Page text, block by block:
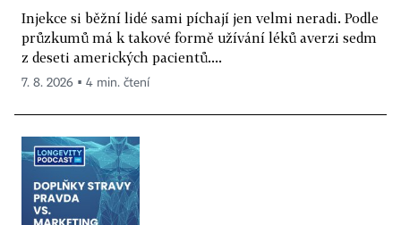
Injekce si běžní lidé sami píchají jen velmi neradi. Podle
průzkumů má k takové formě užívání léků averzi sedm
z deseti amerických pacientů....
7. 8. 2026 ▪ 4 min. čtení